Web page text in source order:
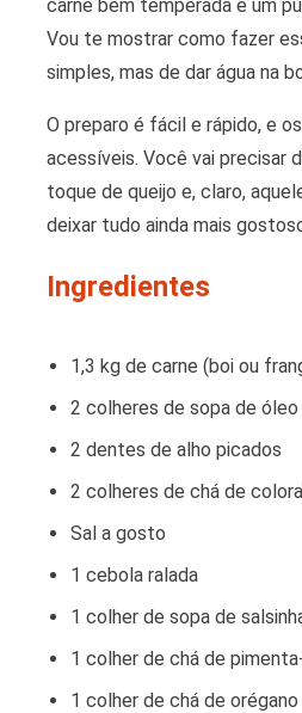
carne bem temperada e um
Vou te mostrar como fazer
simples, mas de dar água na
O preparo é fácil e rápido, e
acessíveis. Você vai precisar
toque de queijo e, claro,
deixar tudo ainda mais
Ingredientes
1,3 kg de carne (boi ou
2 colheres de sopa de óleo
2 dentes de alho picados
2 colheres de chá de
Sal a gosto
1 cebola ralada
1 colher de sopa de
1 colher de chá de
1 colher de chá de orégano